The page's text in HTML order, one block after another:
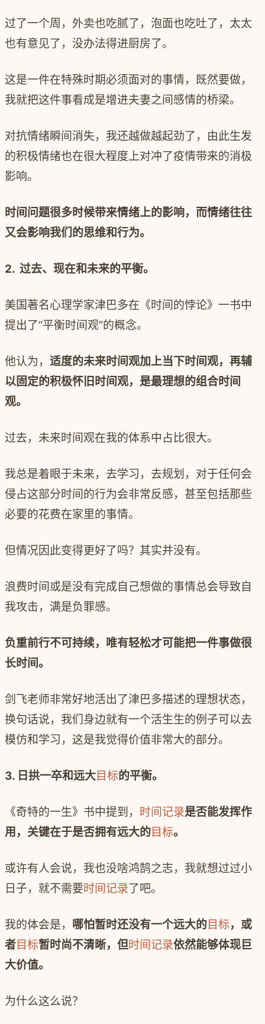
过了一个周，外卖也吃腻了，泡面也吃吐了，太太
也有意见了，没办法得进厨房了。
这是一件在特殊时期必须面对的事情，既然要做，
我就把这件事看成是增进夫妻之间感情的桥梁。
对抗情绪瞬间消失，我还越做越起劲了，由此生发
的积极情绪也在很大程度上对冲了疫情带来的消极
影响。
时间问题很多时候带来情绪上的影响，而情绪往往
又会影响我们的思维和行为。
2. 过去、现在和未来的平衡。
美国著名心理学家津巴多在《时间的悖论》一书中
提出了“平衡时间观”的概念。
他认为， 适度的未来时间观加上当下时间观，再辅
以固定的积极怀旧时间观，是最理想的组合时间
观。
过去，未来时间观在我的体系中占比很大。
我总是着眼于未来，去学习，去规划，对于任何会
侵占这部分时间的行为会非常反感，甚至包括那些
必要的花费在家里的事情。
但情况因此变得更好了吗？其实并没有。
浪费时间或是没有完成自己想做的事情总会导致自
我攻击，满是负罪感。
负重前行不可持续，唯有轻松才可能把一件事做很
长时间。
剑飞老师非常好地活出了津巴多描述的理想状态，
换句话说，我们身边就有一个活生生的例子可以去
模仿和学习，这是我觉得价值非常大的部分。
3. 日拱一卒和远大目标的平衡。
《奇特的一生》书中提到， 时间记录是否能发挥作
用，关键在于是否拥有远大的目标。
或许有人会说，我也没啥鸿鹄之志，我就想过过小
日子，就不需要时间记录了吧。
我的体会是， 哪怕暂时还没有一个远大的目标，或
者目标暂时尚不清晰，但时间记录依然能够体现巨
大价值。
为什么这么说？